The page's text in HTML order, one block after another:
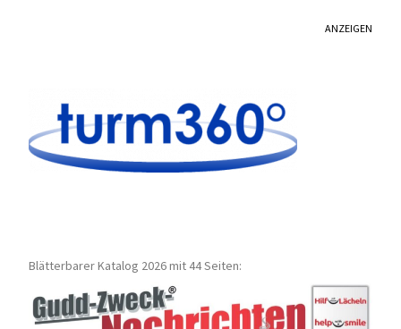
ANZEIGEN
Blätterbarer Katalog 2026 mit 44 Seiten: